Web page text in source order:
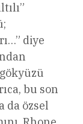
diye
bu son
da özsel